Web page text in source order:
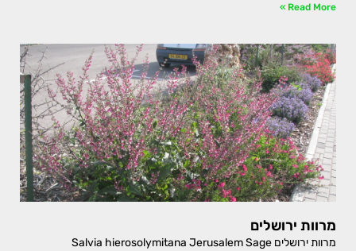
Read More »
מרוות ירושלים
מרוות ירושלים Salvia hierosolymitana Jerusalem Sage